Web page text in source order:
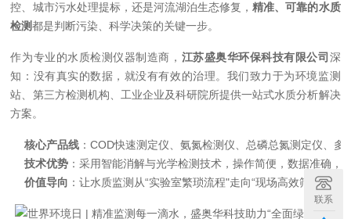
控、城市污水处理提标，还是河流湖泊生态修复，精准、可靠的水质
检测都是判断污染、科学决策的关键一步。
作为专业的水质检测仪器制造商， 江苏盛奥华环保科技有限公司 深
知：没有真实的数据，就没有有效的治理。我们致力于为环境监测
站、第三方检测机构、工业企业及科研院所提供一站式水质分析解决
方案。
核心产品线 ：COD快速测定仪、氨氮检测仪、总磷总氮测定仪、多
技术优势 ：采用智能消解与光学检测技术，操作简便，数据准确
价值导向 ：让水质监测从“实验室繁琐流程"走向“现场高效筛查"，
联系